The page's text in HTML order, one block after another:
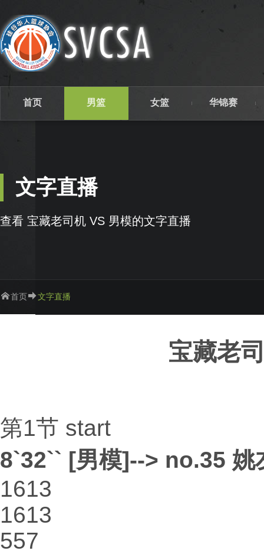
首页 男篮 女篮 华锦赛
文字直播
查看 宝藏老司机 VS 男模的文字直播
首页 文字直播
宝藏老
第1节 start
8`32`` [男模]--> no.35
1613
1613
557